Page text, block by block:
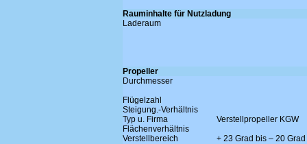
Rauminhalte für Nutzladung
Laderaum
Propeller
Durchmesser
Flügelzahl
Steigung.-Verhältnis
Typ u. Firma
Verstellpropeller KGW
Flächenverhältnis
Verstellbereich
+ 23 Grad bis – 20 Grad